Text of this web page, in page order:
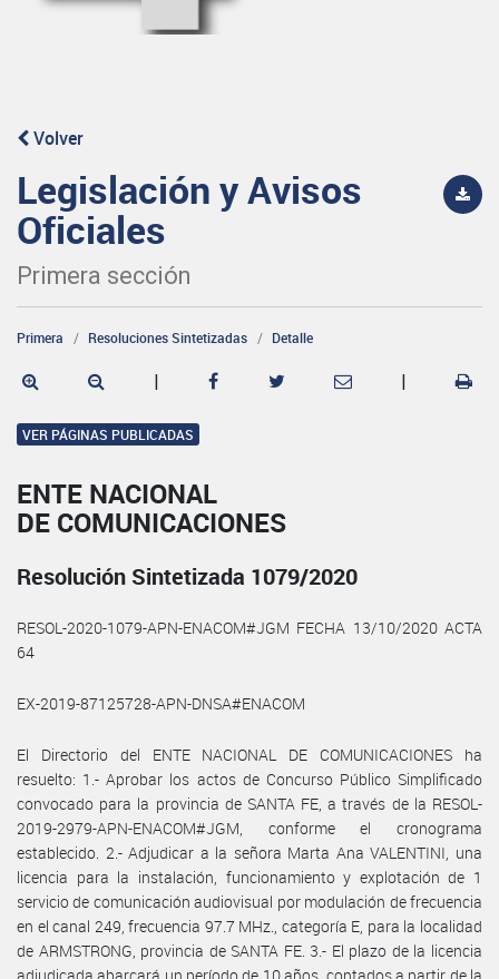
Volver
Legislación y Avisos
Oficiales
Primera sección
Primera Resoluciones Sintetizadas Detalle
| |
VER PÁGINAS PUBLICADAS
ENTE NACIONAL
DE COMUNICACIONES
Resolución Sintetizada 1079/2020
RESOL-2020-1079-APN-ENACOM#JGM FECHA 13/10/2020 ACTA
64
EX-2019-87125728-APN-DNSA#ENACOM
El Directorio del ENTE NACIONAL DE COMUNICACIONES ha
resuelto: 1.- Aprobar los actos de Concurso Público Simplificado
convocado para la provincia de SANTA FE, a través de la RESOL-
2019-2979-APN-ENACOM#JGM, conforme el cronograma
establecido. 2.- Adjudicar a la señora Marta Ana VALENTINI, una
licencia para la instalación, funcionamiento y explotación de 1
servicio de comunicación audiovisual por modulación de frecuencia
en el canal 249, frecuencia 97.7 MHz., categoría E, para la localidad
de ARMSTRONG, provincia de SANTA FE. 3.- El plazo de la licencia
adjudicada abarcará un período de 10 años, contados a partir de la